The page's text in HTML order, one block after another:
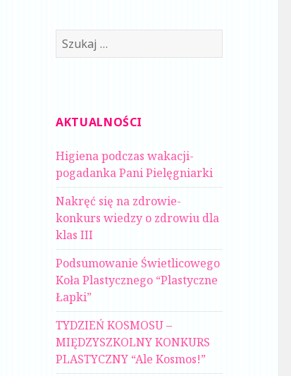
Szukaj:
AKTUALNOŚCI
Higiena podczas wakacji-
pogadanka Pani Pielęgniarki
Nakręć się na zdrowie-
konkurs wiedzy o zdrowiu dla
klas III
Podsumowanie Świetlicowego
Koła Plastycznego “Plastyczne
Łapki”
TYDZIEŃ KOSMOSU –
MIĘDZYSZKOLNY KONKURS
PLASTYCZNY “Ale Kosmos!”